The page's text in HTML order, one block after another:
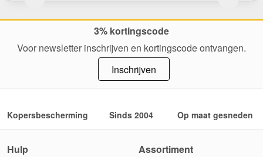
3% kortingscode
Voor newsletter inschrijven en kortingscode ontvangen.
Inschrijven
Kopersbescherming Sinds 2004 Op maat gesneden
Hulp
Assortiment